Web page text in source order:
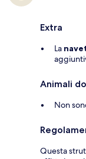
Extra
La
Animali
Non
Questa